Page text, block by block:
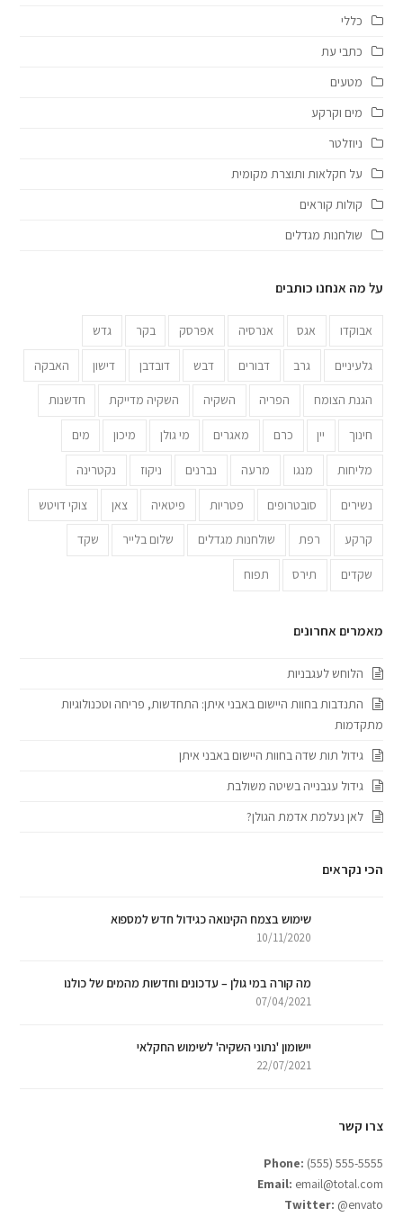
כללי
כתבי עת
מטעים
מים וקרקע
ניוזלטר
על חקלאות ותוצרת מקומית
קולות קוראים
שולחנות מגדלים
על מה אנחנו כותבים
אבוקדו אגס אנרסיה אפרסק בקר גדש
גלעיניים גרב דבורים דבש דובדבן דישון האבקה
הגנת הצומח הפריה השקיה השקיה מדייקת חדשנות
חינוך יין כרם מאגרים מי גולן מיכון מים
מליחות מנגו מרעה נברנים ניקוז נקטרינה
נשירים סובטרופים פטריות פיטאיה צאן צוקי דויטש
קרקע רפת שולחנות מגדלים שלום בלייר שקד
שקדים תירס תפוח
מאמרים אחרונים
הלוחש לעגבניות
התנדבות בחוות היישום באבני איתן: התחדשות, פריחה וטכנולוגיות
מתקדמות
גידול תות שדה בחוות היישום באבני איתן
גידול עגבנייה בשיטה משולבת
לאן נעלמת אדמת הגולן?
הכי נקראים
שימוש בצמח הקינואה כגידול חדש למספוא
10/11/2020
מה קורה במי גולן – עדכונים וחדשות מהמים של כולנו
07/04/2021
יישומון 'נתוני השקיה' לשימוש החקלאי
22/07/2021
צרו קשר
Phone: (555) 555-5555
Email: email@total.com
Twitter: @envato